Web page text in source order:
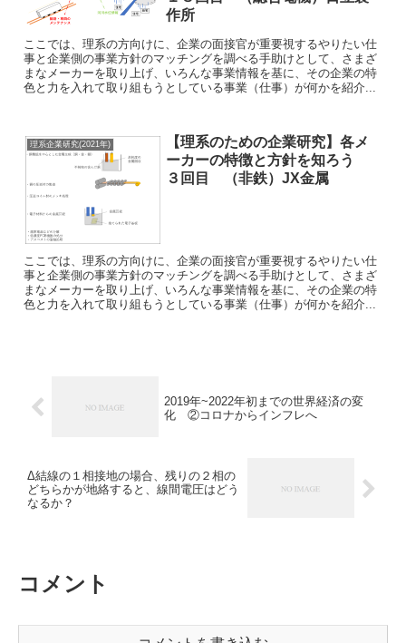
作所
ここでは、理系の方向けに、企業の面接官が重要視するやりたい仕
事と企業側の事業方針のマッチングを調べる手助けとして、さまざ
まなメーカーを取り上げ、いろんな事業情報を基に、その企業の特
色と力を入れて取り組もうとしている事業（仕事）が何かを紹介...
理系企業研究(2021年)
【理系のための企業研究】各メ
ーカーの特徴と方針を知ろう
３回目 （非鉄）JX金属
ここでは、理系の方向けに、企業の面接官が重要視するやりたい仕
事と企業側の事業方針のマッチングを調べる手助けとして、さまざ
まなメーカーを取り上げ、いろんな事業情報を基に、その企業の特
色と力を入れて取り組もうとしている事業（仕事）が何かを紹介...
2019年~2022年初までの世界経済の変
化 ②コロナからインフレへ
Δ結線の１相接地の場合、残りの２相の
どちらかが地絡すると、線間電圧はどう
なるか？
コメント